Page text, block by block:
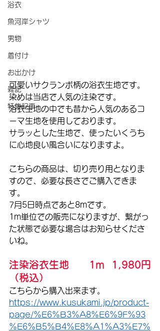
浴衣
魚河岸シャツ
男物
着付け
お出かけ
雑記
特集記事
可愛いサクランボ柄の浴衣生地です。
染めは当店で人気の注染です。
浴衣生地の中でも昔から人気のあるコ
ーマ生地を使用しております。
サラッとした生地で、使ったいくうち
に心地良い風合いになりますよ。
こちらの商品は、切り売り用となりま
すので、必要な長さでご購入できま
す。
7月5日時点であと8mです。
1m単位での販売になりますが、繋がっ
た状態で必要な場合はお知らせくださ
いね。
注染浴衣生地　　1m  1,980円
（税込）
こちらから購入出来ます。
https://www.kusukami.jp/product-
page/%E6%B3%A8%E6%9F%93
%E6%B5%B4%E8%A1%A3%E7%